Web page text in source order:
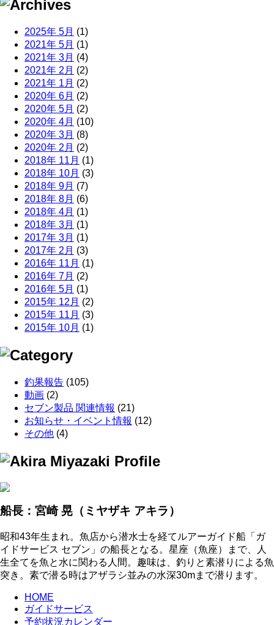
2025年 5月 (1)
2021年 5月 (1)
2021年 3月 (4)
2021年 2月 (2)
2021年 1月 (2)
2020年 6月 (2)
2020年 5月 (2)
2020年 4月 (10)
2020年 3月 (8)
2020年 2月 (2)
2018年 11月 (1)
2018年 10月 (3)
2018年 9月 (7)
2018年 8月 (6)
2018年 4月 (1)
2018年 3月 (1)
2017年 3月 (1)
2017年 2月 (3)
2016年 11月 (1)
2016年 7月 (2)
2016年 5月 (1)
2015年 12月 (2)
2015年 11月 (3)
2015年 10月 (1)
釣果報告 (105)
動画 (2)
セブン製品 関連情報 (21)
お知らせ・イベント情報 (12)
その他 (4)
船長：宮崎 晃 （ミヤザキ アキラ）
昭和43年生まれ。魚店から潜水士を経てルアーガイド船「ガ
イドサービス セブン」の船長となる。星座（魚座）まで、人
生全てを魚と水に関わる人間。趣味は、釣りと素潜りによる魚
突き。素で潜る時はアザラシ並みの水深30mまで潜ります。
HOME
ガイドサービス
予約状況カレンダー